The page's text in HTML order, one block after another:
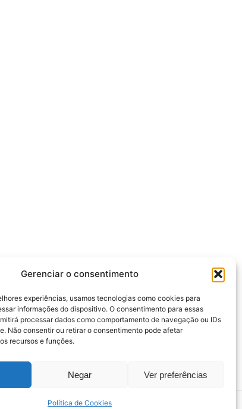
Gerenciar o consentimento
experiências, usamos tecnologias como cookies para
informações do dispositivo. O consentimento para essas
processar dados como comportamento de navegação ou IDs
Não consentir ou retirar o consentimento pode afetar
recursos e funções.
Negar Ver preferências
Política de Cookies